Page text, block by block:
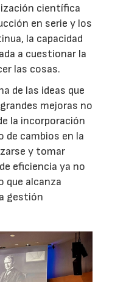
científica
en serie y los
la capacidad
a cuestionar la
las cosas.
de las ideas que
mejoras no
la incorporación
de cambios en la
y tomar
eficiencia ya no
que alcanza
gestión